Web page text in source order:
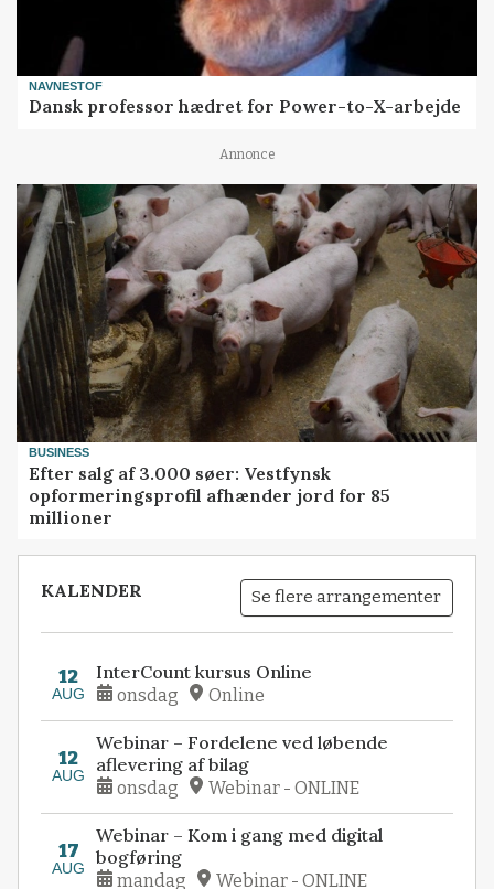
NAVNESTOF
Dansk professor hædret for Power-to-X-arbejde
Annonce
BUSINESS
Efter salg af 3.000 søer: Vestfynsk
opformeringsprofil afhænder jord for 85
millioner
KALENDER Se flere arrangementer
12
AUG
InterCount kursus Online
onsdag Online
12
AUG
Webinar – Fordelene ved løbende
aflevering af bilag
onsdag Webinar - ONLINE
17
AUG
Webinar – Kom i gang med digital
bogføring
mandag Webinar - ONLINE